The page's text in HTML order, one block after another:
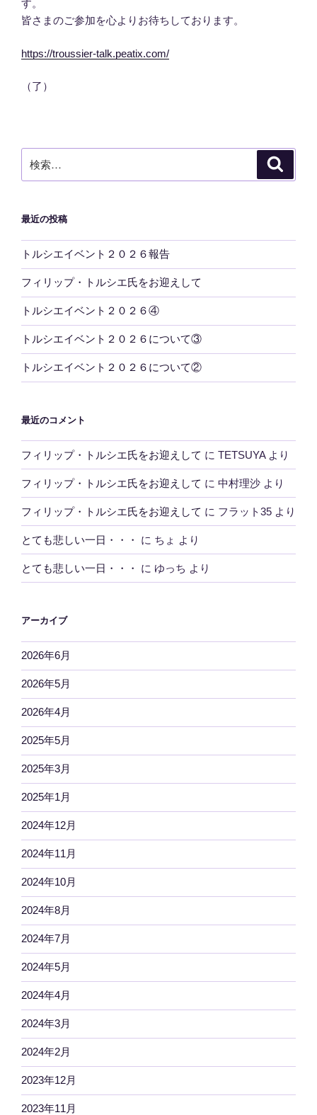
す。
皆さまのご参加を心よりお待ちしております。
https://troussier-talk.peatix.com/
（了）
索:
最近の投稿
トルシエイベント２０２６報告
フィリップ・トルシエ氏をお迎えして
トルシエイベント２０２６④
トルシエイベント２０２６について③
トルシエイベント２０２６について②
最近のコメント
フィリップ・トルシエ氏をお迎えして に TETSUYAより
フィリップ・トルシエ氏をお迎えして に 中村理沙 より
フィリップ・トルシエ氏をお迎えして に フラット35 より
とても悲しい一日・・・ に ちょ より
とても悲しい一日・・・ に ゆっち より
アーカイブ
2026年6月
2026年5月
2026年4月
2025年5月
2025年3月
2025年1月
2024年12月
2024年11月
2024年10月
2024年8月
2024年7月
2024年5月
2024年4月
2024年3月
2024年2月
2023年12月
2023年11月